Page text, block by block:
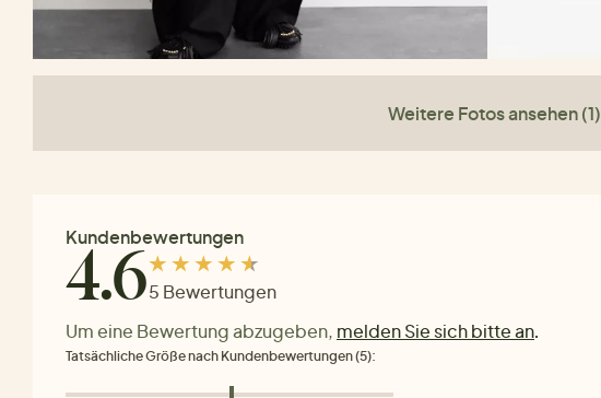
Weitere Fotos ansehen (1)
Kundenbewertungen
4.65 Bewertungen
Um eine Bewertung abzugeben, melden Sie sich bitte an.
Tatsächliche Größe nach Kundenbewertungen (5):